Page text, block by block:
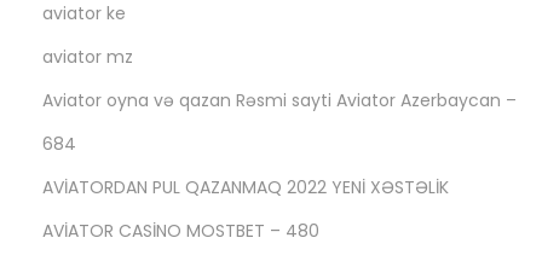
aviator ke
aviator mz
Aviator oyna və qazan Rəsmi sayti Aviator Azerbaycan –
684
AVİATORDAN PUL QAZANMAQ 2022 YENİ XƏSTƏLİK
AVİATOR CASİNO MOSTBET – 480